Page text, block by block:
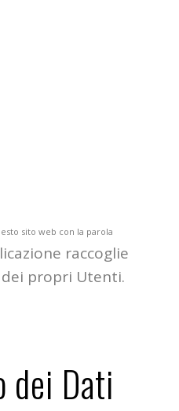
sito web con la parola
raccoglie
propri Utenti.
dei Dati